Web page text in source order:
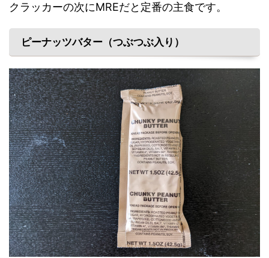
クラッカーの次にMREだと定番の主食です。
ピーナッツバター（つぶつぶ入り）